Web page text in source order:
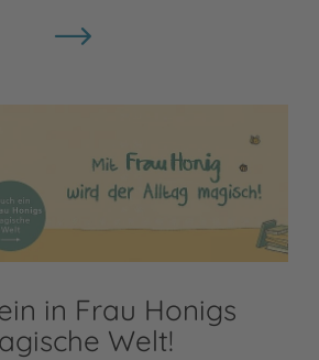
in Frau Honigs
Welt!